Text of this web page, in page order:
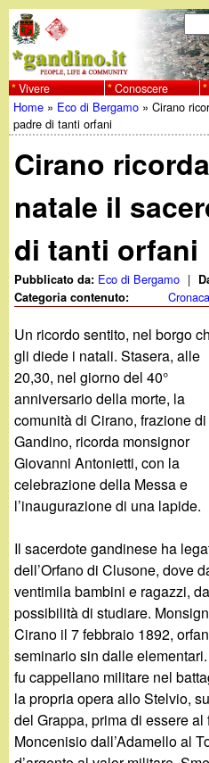
al
contenuto
principale
w
w
w
.
g
a
n
d
i
n
.
i
t
F
o
r
m
d
i
r
i
e
c
a
C
e
r
c
a
Vivere Conoscere
Tu
sei
qui
Home » Eco di Bergamo »Cirano
padre di tanti orfani
Cirano
natale il
di tanti orfani
Pubblicato da: Eco di Bergamo |
Categoria contenuto: Cronaca
Un ricordo sentito, nel borgo
gli diede i natali. Stasera, alle
20,30, nel giorno del 40°
anniversario della morte, la
comunità di Cirano, frazione di
Gandino, ricorda monsignor
Giovanni Antonietti, con la
celebrazione della Messa e
l’inaugurazione di una lapide.
Il sacerdote gandinese ha
dell’Orfano di Clusone, dove
ventimila bambini e ragazzi,
possibilità di studiare.
Cirano il 7 febbraio 1892,
seminario sin dalle
fu cappellano militare nel
la propria opera allo Stelvio,
del Grappa, prima di essere
Moncenisio dall’Adamello al